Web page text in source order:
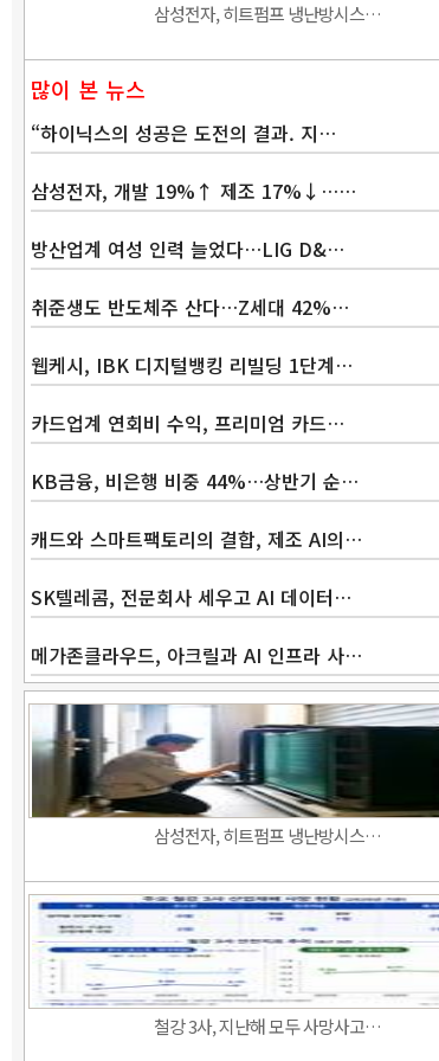
삼성전자, 히트펌프 냉난방시스…
많이 본 뉴스
“하이닉스의 성공은 도전의 결과. 지…
삼성전자, 개발 19%↑ 제조 17%↓……
방산업계 여성 인력 늘었다…LIG D&…
취준생도 반도체주 산다…Z세대 42%…
웹케시, IBK 디지털뱅킹 리빌딩 1단계…
카드업계 연회비 수익, 프리미엄 카드…
KB금융, 비은행 비중 44%…상반기 순…
캐드와 스마트팩토리의 결합, 제조 AI의…
SK텔레콤, 전문회사 세우고 AI 데이터…
메가존클라우드, 아크릴과 AI 인프라 사…
삼성전자, 히트펌프 냉난방시스…
철강 3사, 지난해 모두 사망사고…